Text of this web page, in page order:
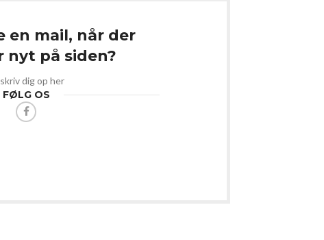
en mail, når der
nyt på siden?
dig op her
FØLG OS